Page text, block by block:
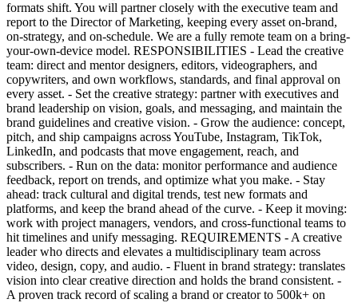
formats shift. You will partner closely with the executive team and
report to the Director of Marketing, keeping every asset on-brand,
on-strategy, and on-schedule. We are a fully remote team on a bring-
your-own-device model. RESPONSIBILITIES - Lead the creative
team: direct and mentor designers, editors, videographers, and
copywriters, and own workflows, standards, and final approval on
every asset. - Set the creative strategy: partner with executives and
brand leadership on vision, goals, and messaging, and maintain the
brand guidelines and creative vision. - Grow the audience: concept,
pitch, and ship campaigns across YouTube, Instagram, TikTok,
LinkedIn, and podcasts that move engagement, reach, and
subscribers. - Run on the data: monitor performance and audience
feedback, report on trends, and optimize what you make. - Stay
ahead: track cultural and digital trends, test new formats and
platforms, and keep the brand ahead of the curve. - Keep it moving:
work with project managers, vendors, and cross-functional teams to
hit timelines and unify messaging. REQUIREMENTS - A creative
leader who directs and elevates a multidisciplinary team across
video, design, copy, and audio. - Fluent in brand strategy: translates
vision into clear creative direction and holds the brand consistent. -
A proven track record of scaling a brand or creator to 500k+ on